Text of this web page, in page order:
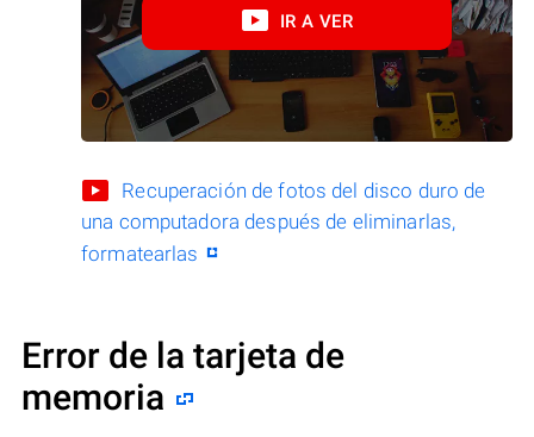
IR A VER
Recuperación de fotos del disco duro de
una computadora después de eliminarlas,
formatearlas
Error de la tarjeta de
memoria